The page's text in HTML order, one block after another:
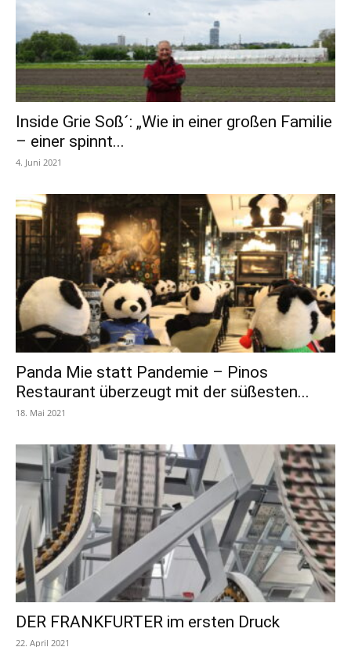
Inside Grie Soß´: „Wie in einer großen Familie
– einer spinnt...
4. Juni 2021
Panda Mie statt Pandemie – Pinos
Restaurant überzeugt mit der süßesten...
18. Mai 2021
DER FRANKFURTER im ersten Druck
22. April 2021